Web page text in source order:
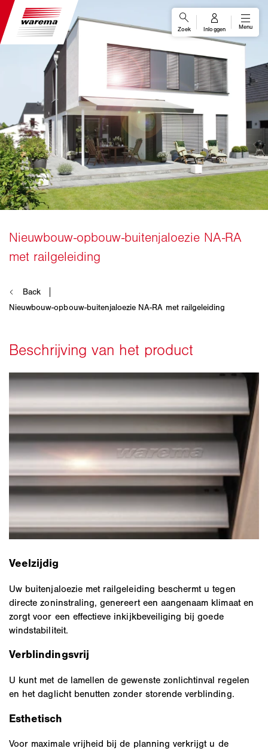
Veelzijdig
Uw buitenjaloezie met railgeleiding beschermt u tegen
directe zoninstraling, genereert een aangenaam klimaat en
zorgt voor een effectieve inkijkbeveiliging bij goede
windstabiliteit.
Verblindingsvrij
U kunt met de lamellen de gewenste zonlichtinval regelen
en het daglicht benutten zonder storende verblinding.
Esthetisch
Voor maximale vrijheid bij de planning verkrijgt u de